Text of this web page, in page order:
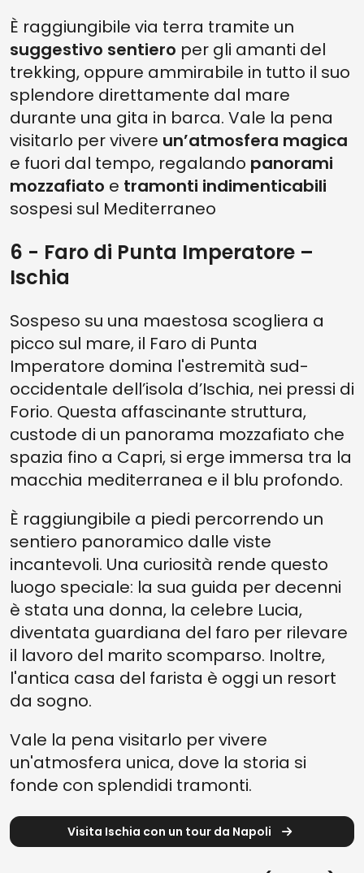
È raggiungibile via terra tramite un
suggestivo sentiero per gli amanti del
trekking, oppure ammirabile in tutto il suo
splendore direttamente dal mare
durante una gita in barca. Vale la pena
visitarlo per vivere un’atmosfera magica
e fuori dal tempo, regalando panorami
mozzafiato e tramonti indimenticabili
sospesi sul Mediterraneo
6 - Faro di Punta Imperatore –
Ischia
Sospeso su una maestosa scogliera a
picco sul mare, il Faro di Punta
Imperatore domina l'estremità sud-
occidentale dell’isola d’Ischia, nei pressi di
Forio. Questa affascinante struttura,
custode di un panorama mozzafiato che
spazia fino a Capri, si erge immersa tra la
macchia mediterranea e il blu profondo.
È raggiungibile a piedi percorrendo un
sentiero panoramico dalle viste
incantevoli. Una curiosità rende questo
luogo speciale: la sua guida per decenni
è stata una donna, la celebre Lucia,
diventata guardiana del faro per rilevare
il lavoro del marito scomparso. Inoltre,
l'antica casa del farista è oggi un resort
da sogno.
Vale la pena visitarlo per vivere
un'atmosfera unica, dove la storia si
fonde con splendidi tramonti.
Visita Ischia con un tour da Napoli